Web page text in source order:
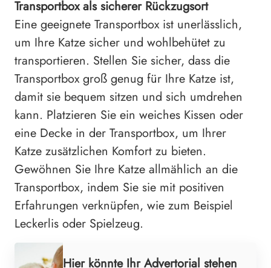
Transportbox als sicherer Rückzugsort
Eine geeignete Transportbox ist unerlässlich,
um Ihre Katze sicher und wohlbehütet zu
transportieren. Stellen Sie sicher, dass die
Transportbox groß genug für Ihre Katze ist,
damit sie bequem sitzen und sich umdrehen
kann. Platzieren Sie ein weiches Kissen oder
eine Decke in der Transportbox, um Ihrer
Katze zusätzlichen Komfort zu bieten.
Gewöhnen Sie Ihre Katze allmählich an die
Transportbox, indem Sie sie mit positiven
Erfahrungen verknüpfen, wie zum Beispiel
Leckerlis oder Spielzeug.
Hier könnte Ihr Advertorial stehen